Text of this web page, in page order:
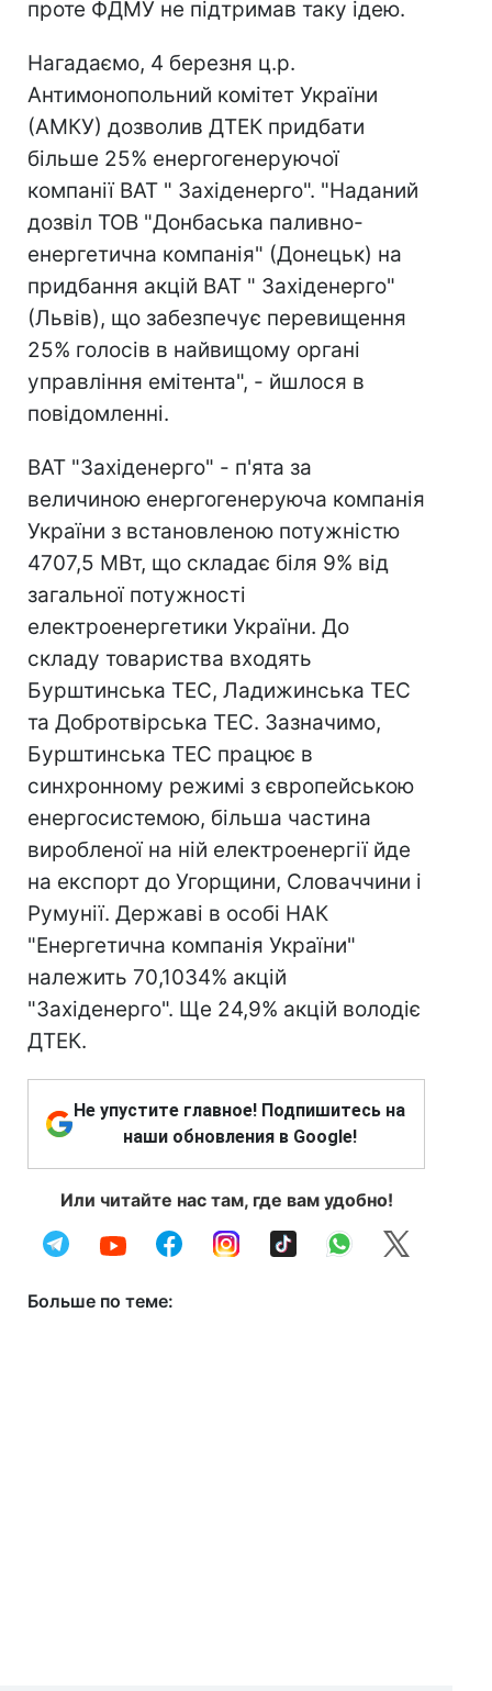
проте ФДМУ не підтримав таку ідею.
Нагадаємо, 4 березня ц.р.
Антимонопольний комітет України
(АМКУ) дозволив ДТЕК придбати
більше 25% енергогенеруючої
компанії ВАТ " Західенерго". "Наданий
дозвіл ТОВ "Донбаська паливно-
енергетична компанія" (Донецьк) на
придбання акцій ВАТ " Західенерго"
(Львів), що забезпечує перевищення
25% голосів в найвищому органі
управління емітента", - йшлося в
повідомленні.
ВАТ "Західенерго" - п'ята за
величиною енергогенеруюча компанія
України з встановленою потужністю
4707,5 МВт, що складає біля 9% від
загальної потужності
електроенергетики України. До
складу товариства входять
Бурштинська ТЕС, Ладижинська ТЕС
та Добротвірська ТЕС. Зазначимо,
Бурштинська ТЕС працює в
синхронному режимі з європейською
енергосистемою, більша частина
виробленої на ній електроенергії йде
на експорт до Угорщини, Словаччини і
Румунії. Державі в особі НАК
"Енергетична компанія України"
належить 70,1034% акцій
"Західенерго". Ще 24,9% акцій володіє
ДТЕК.
Не упустите главное! Подпишитесь на
наши обновления в Google!
Или читайте нас там, где вам удобно!
Больше по теме: